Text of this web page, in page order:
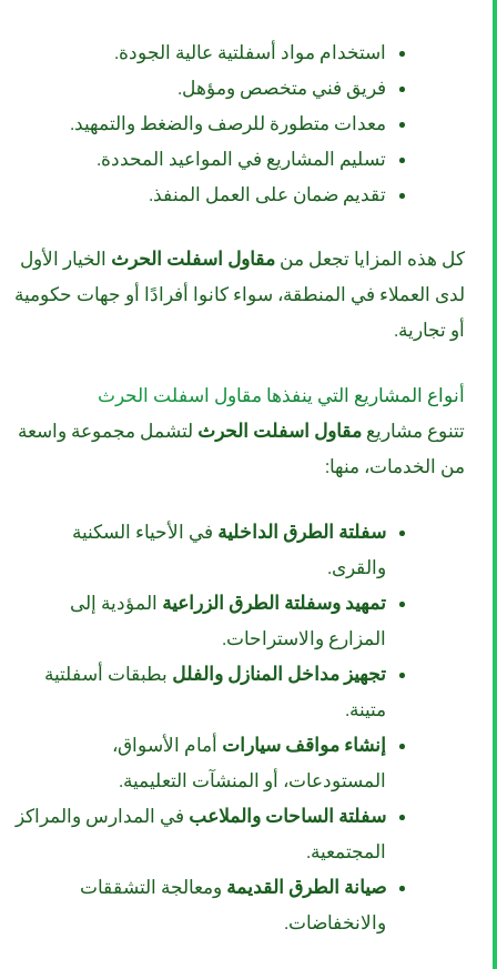
استخدام مواد أسفلتية عالية الجودة.
فريق فني متخصص ومؤهل.
معدات متطورة للرصف والضغط والتمهيد.
تسليم المشاريع في المواعيد المحددة.
تقديم ضمان على العمل المنفذ.
كل هذه المزايا تجعل من مقاول اسفلت الحرث الخيار الأول
لدى العملاء في المنطقة، سواء كانوا أفرادًا أو جهات حكومية
أو تجارية.
أنواع المشاريع التي ينفذها مقاول اسفلت الحرث
تتنوع مشاريع مقاول اسفلت الحرث لتشمل مجموعة واسعة
من الخدمات، منها:
سفلتة الطرق الداخلية في الأحياء السكنية
والقرى.
تمهيد وسفلتة الطرق الزراعية المؤدية إلى
المزارع والاستراحات.
تجهيز مداخل المنازل والفلل بطبقات أسفلتية
متينة.
إنشاء مواقف سيارات أمام الأسواق،
المستودعات، أو المنشآت التعليمية.
سفلتة الساحات والملاعب في المدارس والمراكز
المجتمعية.
صيانة الطرق القديمة ومعالجة التشققات
والانخفاضات.